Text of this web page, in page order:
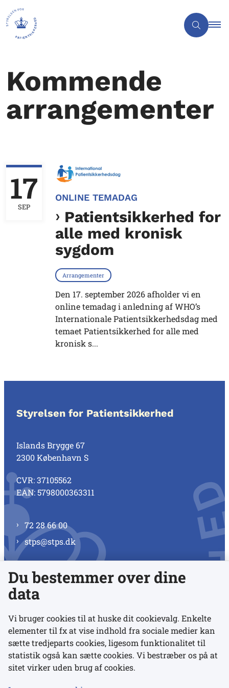
Kommende
arrangementer
ONLINE TEMADAG
Patientsikkerhed for
alle med kronisk
sygdom
17
SEP
Arrangementer
Den 17. september 2026 afholder vi en
online temadag i anledning af WHO’s
Internationale Patientsikkerhedsdag med
temaet Patientsikkerhed for alle med
kronisk s...
Styrelsen for Patientsikkerhed
Islands Brygge 67
2300 København S
CVR: 37105562
EAN: 5798000363311
72 28 66 00
stps@stps.dk
Se alle kontaktnumre
Links
Udgivelser
Du bestemmer over dine
data
Vi bruger cookies til at huske dit cookievalg. Enkelte
elementer til fx at vise indhold fra sociale medier kan
sætte tredjeparts cookies, ligesom funktionalitet til
statistik også kan sætte cookies. Vi bestræber os på at
sitet virker uden brug af cookies.